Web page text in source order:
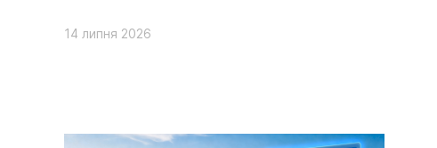
14 липня 2026